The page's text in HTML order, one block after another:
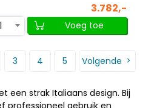
3.782,-
1
Voeg toe
3 4 5 Volgende
strak Italiaans design. Bij
professioneel gebruik en